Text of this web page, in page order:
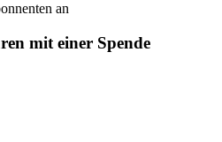
an
mit einer Spende